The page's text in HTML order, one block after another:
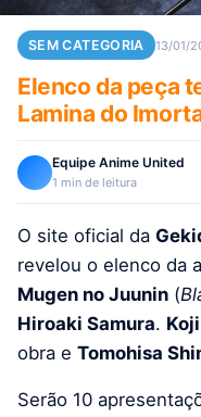
SEM CATEGORIA 13/01/
Elenco da peça
Lamina do
Equipe Anime United
1 min de leitura
O site oficial da
revelou o elenco da
Mugen no Juunin (
Hiroaki Samura.
obra e Tomohisa
Serão 10